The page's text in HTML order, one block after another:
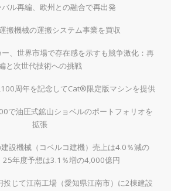
ル再編、欧州との融合で再出発
搬機械の運搬システム事業を買収
、世界市場で存在感を示すも競争激化：再
と次世代技術への挑戦
周年を記念してCat®限定版マシンを提供
で油圧式鉱山ショベルのポートフォリオを
拡張
設機械（コベルコ建機）売上は4.0％減の
年度予想は3.1％増の4,000億円
じて江南工場（愛知県江南市）に2棟建設